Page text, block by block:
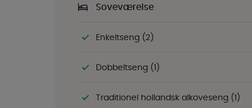
Soveværelse
Enkeltseng (2)
Dobbeltseng (1)
Traditionel hollandsk alkoveseng (1)